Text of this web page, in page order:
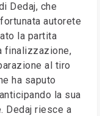
Dedaj, che
autorete
la partita
finalizzazione,
al tiro
ha saputo
la sua
Dedaj riesce a